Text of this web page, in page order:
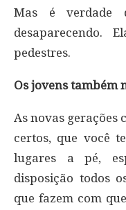
Mas é verdade
desaparecendo.
pedestres.
Os jovens também
As novas gerações
certos, que você
lugares a pé,
disposição todos
que fazem com